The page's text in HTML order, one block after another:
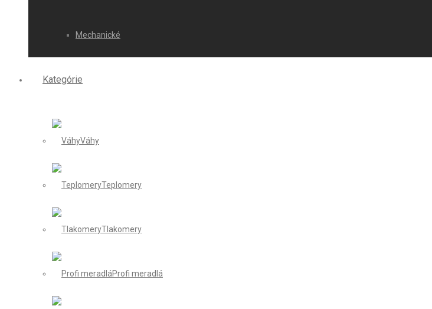
Mechanické
Kategórie
Váhy
Teplomery
Tlakomery
Profi meradlá